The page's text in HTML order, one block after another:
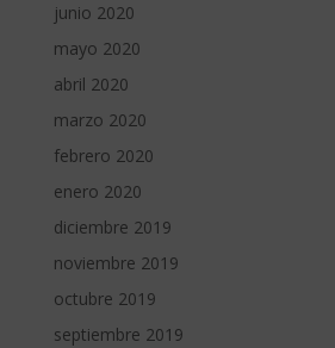
junio 2020
mayo 2020
abril 2020
marzo 2020
febrero 2020
enero 2020
diciembre 2019
noviembre 2019
octubre 2019
septiembre 2019